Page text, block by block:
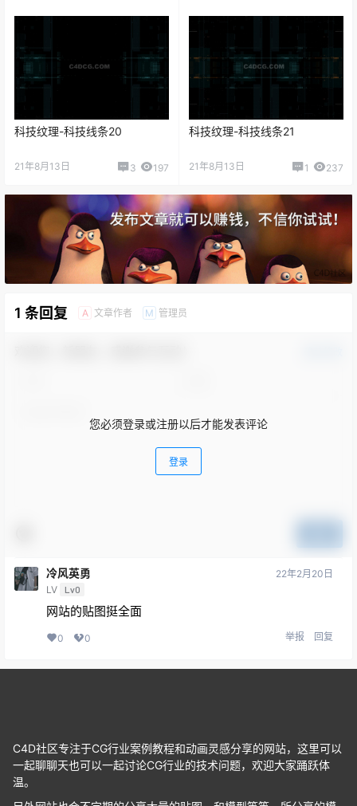
科技纹理-科技线条20
21年8月13日 3 197
科技纹理-科技线条21
21年8月13日 1 237
1 条回复 A 文章作者 M 管理员
您必须登录或注册以后才能发表评论
登录
冷风英勇
LV Lv0
22年2月20日
网站的贴图挺全面
0 0 举报 回复
C4D社区专注于CG行业案例教程和动画灵感分享的网站，这里可以
一起聊聊天也可以一起讨论CG行业的技术问题，欢迎大家踊跃体
温。